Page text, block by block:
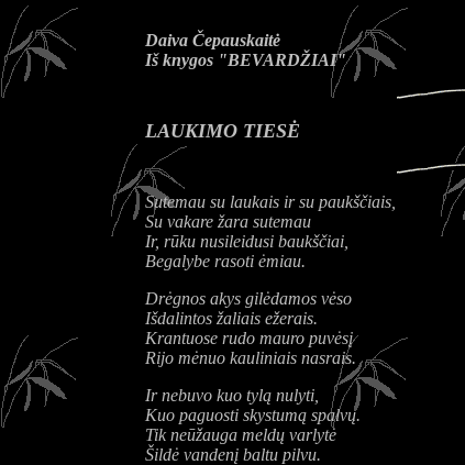
Daiva Čepauskaitė
Iš knygos "BEVARDŽIAI"
LAUKIMO TIESĖ
Sutemau su laukais ir su paukščiais,
Su vakare žara sutemau
Ir, rūku nusileidusi baukščiai,
Begalybe rasoti ėmiau.
Drėgnos akys gilėdamos vėso
Išdalintos žaliais ežerais.
Krantuose rudo mauro puvėsį
Rijo mėnuo kauliniais nasrais.
Ir nebuvo kuo tylą nulyti,
Kuo paguosti skystumą spalvų.
Tik neūžauga meldų varlytė
Šildė vandenį baltu pilvu.